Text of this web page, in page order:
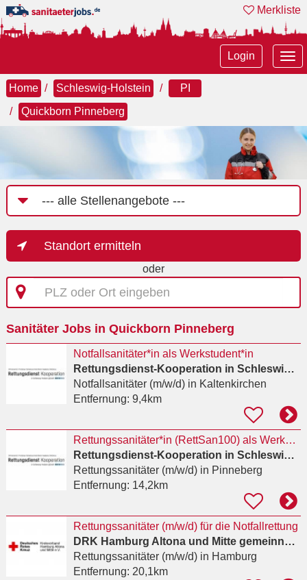
Merkliste
Login
Home Schleswig-Holstein
PI
Quickborn Pinneberg
Job-
Kategorie
Standort ermitteln
oder
PLZ
oder
eingeben
Sanitäter Jobs in Quickborn Pinneberg
Notfallsanitäter*in als Werkstudent*in
Rettungsdienst-Kooperation in Schleswig-Holstein (RKISH) gGmbH
Notfallsanitäter (m/w/d)in Kaltenkirchen
Entfernung: 9,4km
Rettungssanitäter*in (RettSan100) als Werkstudent*in
Rettungsdienst-Kooperation in Schleswig-Holstein (RKISH) gGmbH
Rettungssanitäter (m/w/d)in Pinneberg
Entfernung: 14,2km
Rettungssanitäter (m/w/d) für die Notfallrettung
DRK Hamburg Altona und Mitte gemeinnützige Gesellschaft für Kinder, Soziales und Jugend KISO mbH
Rettungssanitäter (m/w/d)in Hamburg
Entfernung: 20,1km